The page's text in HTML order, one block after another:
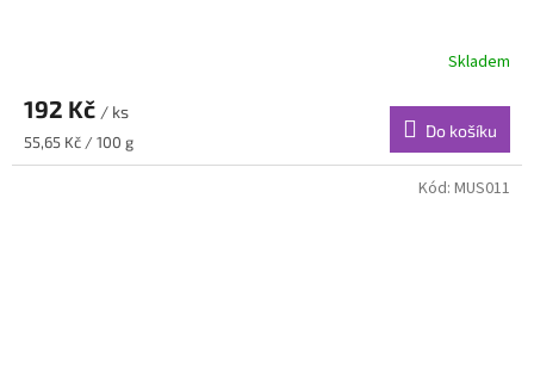
Skladem
192 Kč / ks
Měrná
cena:
55,65 Kč / 100 g
Do košíku
Kód: MUS011